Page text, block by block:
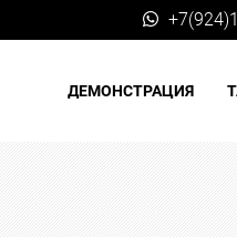
ДЕМОНСТРАЦИЯ